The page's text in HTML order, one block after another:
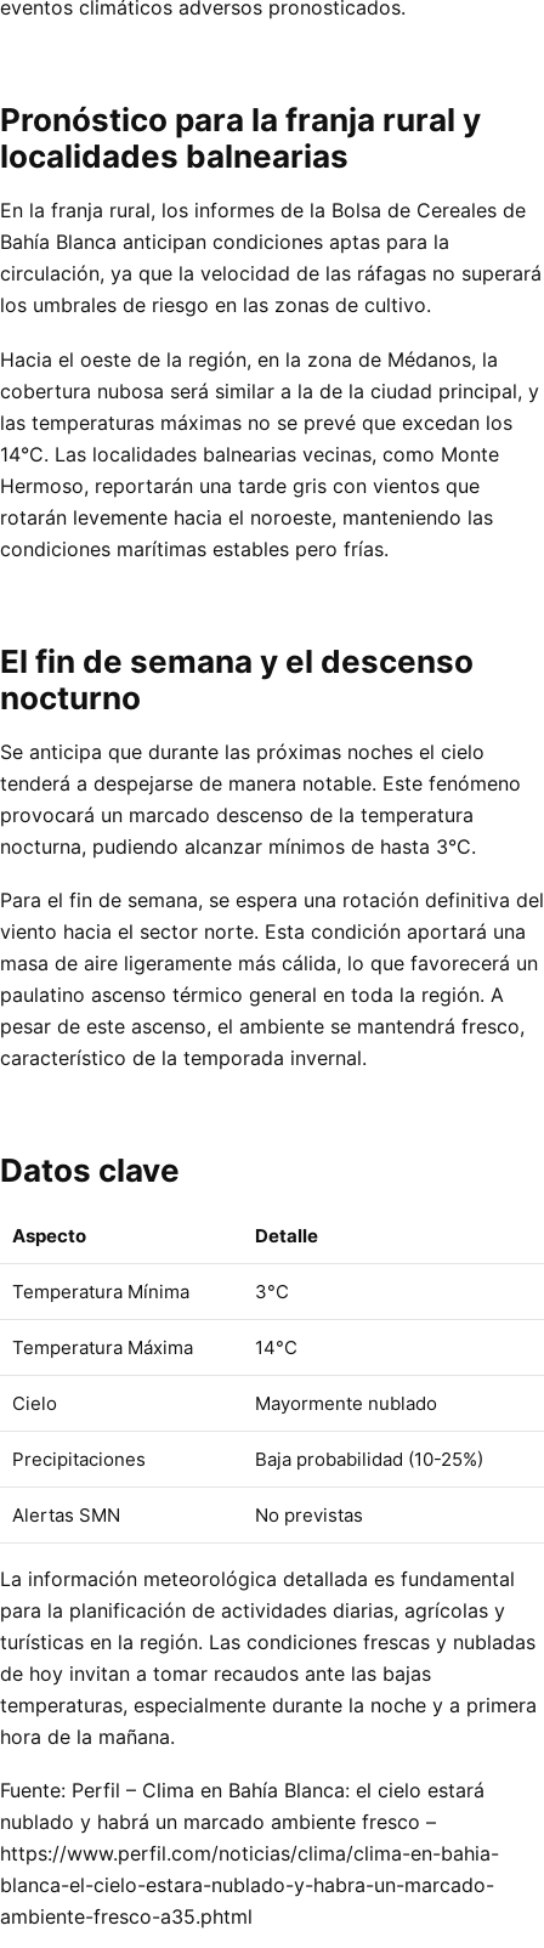
eventos climáticos adversos pronosticados.
Pronóstico para la franja rural y
localidades balnearias
En la franja rural, los informes de la Bolsa de Cereales de
Bahía Blanca anticipan condiciones aptas para la
circulación, ya que la velocidad de las ráfagas no superará
los umbrales de riesgo en las zonas de cultivo.
Hacia el oeste de la región, en la zona de Médanos, la
cobertura nubosa será similar a la de la ciudad principal, y
las temperaturas máximas no se prevé que excedan los
14°C. Las localidades balnearias vecinas, como Monte
Hermoso, reportarán una tarde gris con vientos que
rotarán levemente hacia el noroeste, manteniendo las
condiciones marítimas estables pero frías.
El fin de semana y el descenso
nocturno
Se anticipa que durante las próximas noches el cielo
tenderá a despejarse de manera notable. Este fenómeno
provocará un marcado descenso de la temperatura
nocturna, pudiendo alcanzar mínimos de hasta 3°C.
Para el fin de semana, se espera una rotación definitiva del
viento hacia el sector norte. Esta condición aportará una
masa de aire ligeramente más cálida, lo que favorecerá un
paulatino ascenso térmico general en toda la región. A
pesar de este ascenso, el ambiente se mantendrá fresco,
característico de la temporada invernal.
Datos clave
Aspecto Detalle
Temperatura Mínima 3°C
Temperatura Máxima 14°C
Cielo Mayormente nublado
Precipitaciones Baja probabilidad (10-25%)
Alertas SMN No previstas
La información meteorológica detallada es fundamental
para la planificación de actividades diarias, agrícolas y
turísticas en la región. Las condiciones frescas y nubladas
de hoy invitan a tomar recaudos ante las bajas
temperaturas, especialmente durante la noche y a primera
hora de la mañana.
Fuente: Perfil – Clima en Bahía Blanca: el cielo estará
nublado y habrá un marcado ambiente fresco –
https://www.perfil.com/noticias/clima/clima-en-bahia-
blanca-el-cielo-estara-nublado-y-habra-un-marcado-
ambiente-fresco-a35.phtml